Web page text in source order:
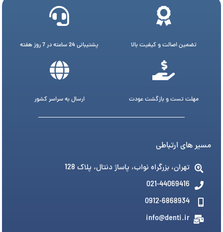
تضمین اصالت و کیفیت بالا پشتیبانی 24 ساعته در 7 روز هفته
مهلت تست و بازگشت عودت ارسال به سراسر کشور
مسیر های ارتباطی
تهران، بزرگراه نواب، پاساژ دنتال، پلاک 128
021-44069416
0912-6868934
info@denti.ir